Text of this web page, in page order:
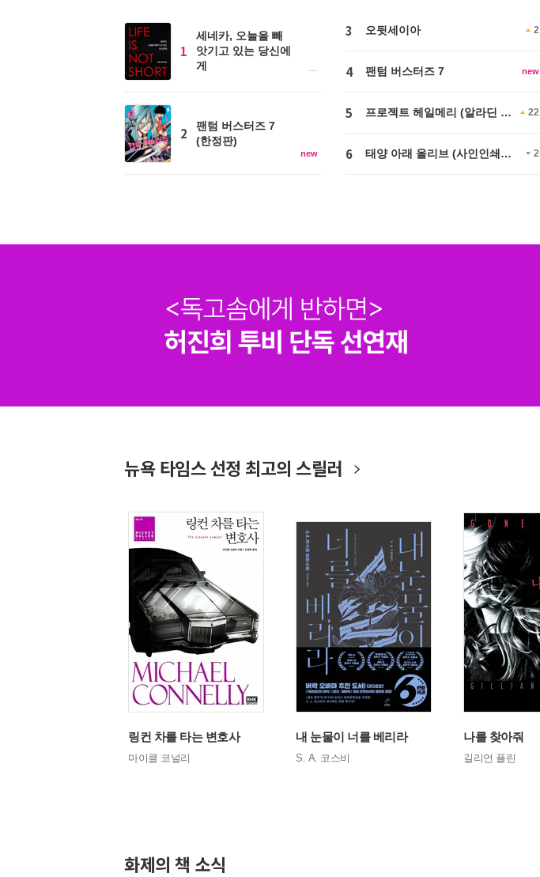
1
세네카, 오늘을 빼
앗기고 있는 당신에
게
2
팬텀 버스터즈 7
(한정판)
new
3 오뒷세이아 2
4 팬텀 버스터즈 7 new
5 프로젝트 헤일메리 (알라딘 리
커버 특별판)
22
6 태양 아래 올리브 (사인인쇄 2
뉴욕 타임스 선정 최고의 스릴러
링컨 차를 타는 변호사
마이클 코널리
내 눈물이 너를 베리라
S. A. 코스비
나를 찾아줘
길리언 플린
화제의 책 소식